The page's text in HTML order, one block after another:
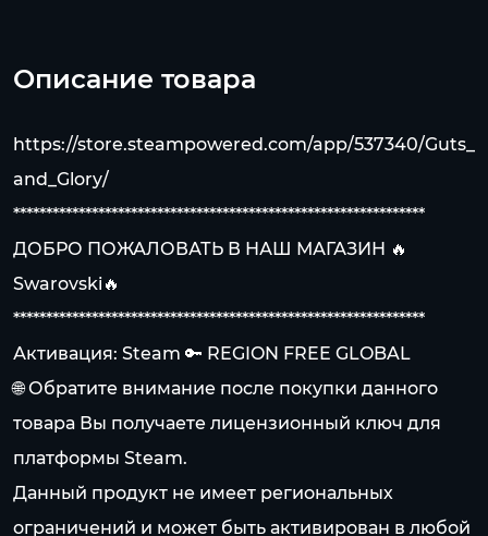
Описание товара
https://store.steampowered.com/app/537340/Guts_
and_Glory/
***************************************************************
ДОБРО ПОЖАЛОВАТЬ В НАШ МАГАЗИН 🔥
Swarovski🔥
***************************************************************
Активация: Steam 🔑 REGION FREE GLOBAL
🌐 Обратите внимание после покупки данного
товара Вы получаете лицензионный ключ для
платформы Steam.
Данный продукт не имеет региональных
ограничений и может быть активирован в любой